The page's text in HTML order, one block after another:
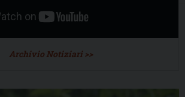
Archivio Notiziari >>